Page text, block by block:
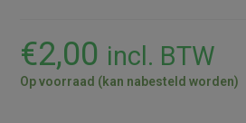
€2,00 incl. BTW
Op voorraad (kan nabesteld worden)